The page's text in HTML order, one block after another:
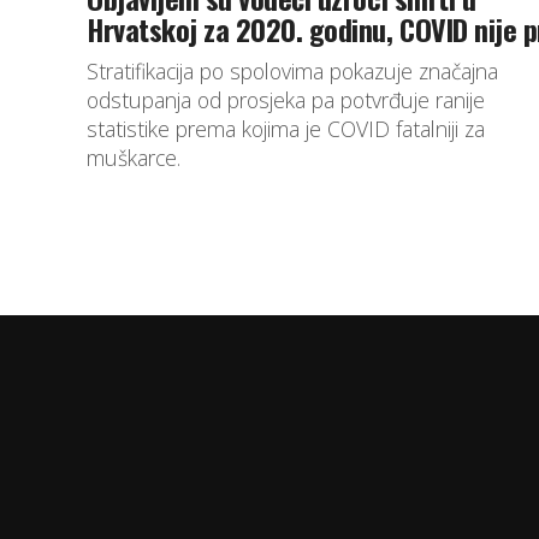
Hrvatskoj za 2020. godinu, COVID nije
Stratifikacija po spolovima pokazuje značajna
odstupanja od prosjeka pa potvrđuje ranije
statistike prema kojima je COVID fatalniji za
muškarce.